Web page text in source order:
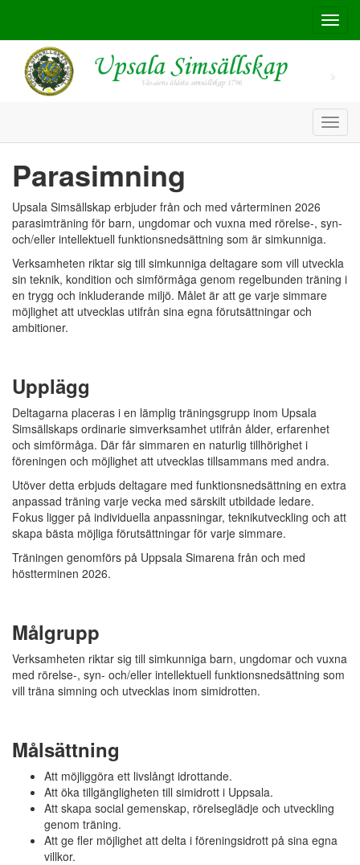
Parasimning
Upsala Simsällskap erbjuder från och med vårterminen 2026
parasimträning för barn, ungdomar och vuxna med rörelse-, syn-
och/eller intellektuell funktionsnedsättning som är simkunniga.
Verksamheten riktar sig till simkunniga deltagare som vill utveckla
sin teknik, kondition och simförmåga genom regelbunden träning i
en trygg och inkluderande miljö. Målet är att ge varje simmare
möjlighet att utvecklas utifrån sina egna förutsättningar och
ambitioner.
Upplägg
Deltagarna placeras i en lämplig träningsgrupp inom Upsala
Simsällskaps ordinarie simverksamhet utifrån ålder, erfarenhet
och simförmåga. Där får simmaren en naturlig tillhörighet i
föreningen och möjlighet att utvecklas tillsammans med andra.
Utöver detta erbjuds deltagare med funktionsnedsättning en extra
anpassad träning varje vecka med särskilt utbildade ledare.
Fokus ligger på individuella anpassningar, teknikutveckling och att
skapa bästa möjliga förutsättningar för varje simmare.
Träningen genomförs på Uppsala Simarena från och med
höstterminen 2026.
Målgrupp
Verksamheten riktar sig till simkunniga barn, ungdomar och vuxna
med rörelse-, syn- och/eller intellektuell funktionsnedsättning som
vill träna simning och utvecklas inom simidrotten.
Målsättning
Att möjliggöra ett livslångt idrottande.
Att öka tillgängligheten till simidrott i Uppsala.
Att skapa social gemenskap, rörelseglädje och utveckling
genom träning.
Att ge fler möjlighet att delta i föreningsidrott på sina egna
villkor.